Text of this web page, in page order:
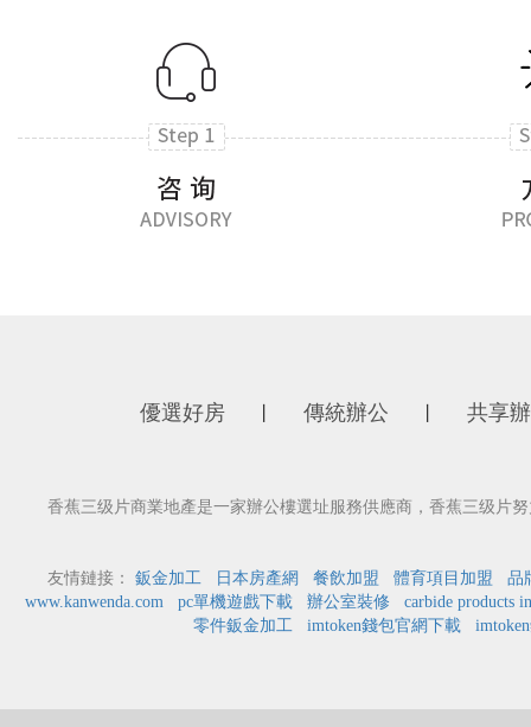
優選好房 傳統辦公 共享
香蕉三级片商業地產是一家辦公樓選址服務供應商，香蕉三级片努
友情鏈接： 鈑金加工 日本房產網 餐飲加盟 體育項目加盟
品
www.kanwenda.com
pc單機遊戲下載 辦公室裝修
carbide products
零件鈑金加工
imtoken錢包官網下載